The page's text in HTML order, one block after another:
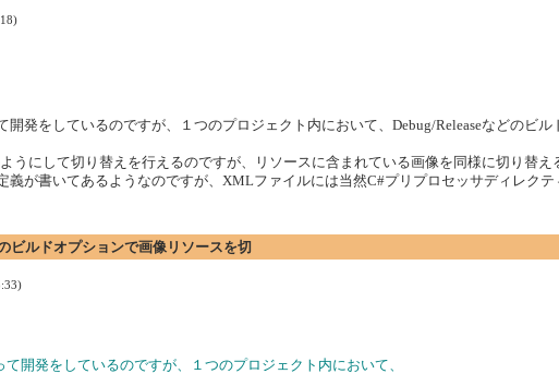
開発をしているのですが、１つのプロジェクト内において、Debug/Releaseなどのビ
うにして切り替えを行えるのですが、リソースに含まれている画像を同様に切り替え
義が書いてあるようなのですが、XMLファイルには当然C#プリプロセッサディレク
ビルドオプションで画像リソースを切
開発をしているのですが、１つのプロジェクト内において、